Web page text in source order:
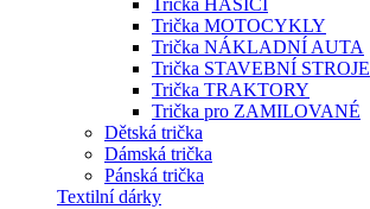
Trička HASIČI
Trička MOTOCYKLY
Trička NÁKLADNÍ AUTA
Trička STAVEBNÍ STROJE
Trička TRAKTORY
Trička pro ZAMILOVANÉ
Dětská trička
Dámská trička
Pánská trička
Textilní dárky